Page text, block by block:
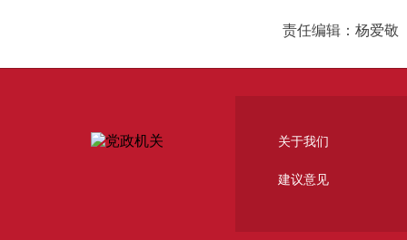
责任编辑：杨爱敬
关于我们
建议意见